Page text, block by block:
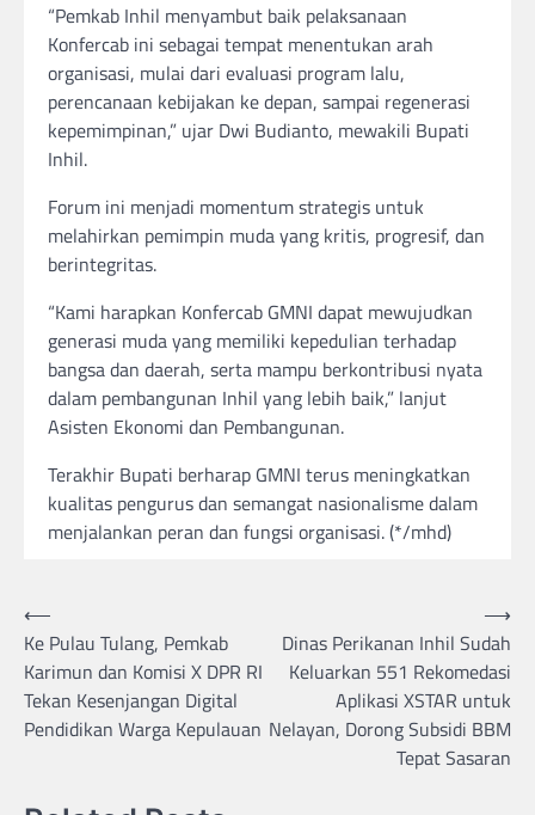
“Pemkab Inhil menyambut baik pelaksanaan
Konfercab ini sebagai tempat menentukan arah
organisasi, mulai dari evaluasi program lalu,
perencanaan kebijakan ke depan, sampai regenerasi
kepemimpinan,” ujar Dwi Budianto, mewakili Bupati
Inhil.
Forum ini menjadi momentum strategis untuk
melahirkan pemimpin muda yang kritis, progresif, dan
berintegritas.
“Kami harapkan Konfercab GMNI dapat mewujudkan
generasi muda yang memiliki kepedulian terhadap
bangsa dan daerah, serta mampu berkontribusi nyata
dalam pembangunan Inhil yang lebih baik,” lanjut
Asisten Ekonomi dan Pembangunan.
Terakhir Bupati berharap GMNI terus meningkatkan
kualitas pengurus dan semangat nasionalisme dalam
menjalankan peran dan fungsi organisasi. (*/mhd)
Post
navigation
⟵
Ke Pulau Tulang, Pemkab
Karimun dan Komisi X DPR RI
Tekan Kesenjangan Digital
Pendidikan Warga Kepulauan
Dinas Perikanan Inhil Sudah
Keluarkan 551 Rekomedasi
Aplikasi XSTAR untuk
Nelayan, Dorong Subsidi BBM
Tepat Sasaran
⟶